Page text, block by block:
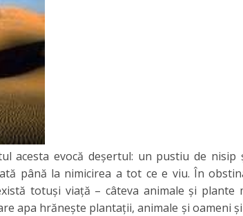
acesta evocă deşertul: un pustiu de
până la nimicirea a tot ce e viu. În
totuşi viaţă – câteva animale şi plante
apa hrăneşte plantaţii, animale şi oameni